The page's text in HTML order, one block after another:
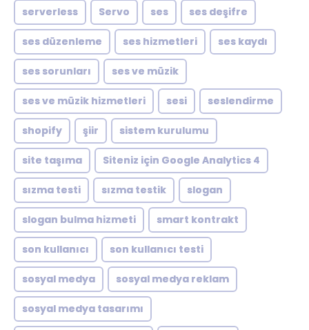
serverless Servo ses ses deşifre
ses düzenleme ses hizmetleri ses kaydı
ses sorunları ses ve müzik
ses ve müzik hizmetleri sesi seslendirme
shopify şiir sistem kurulumu
site taşıma Siteniz için Google Analytics 4
sızma testi sızma testik slogan
slogan bulma hizmeti smart kontrakt
son kullanıcı son kullanıcı testi
sosyal medya sosyal medya reklam
sosyal medya tasarımı